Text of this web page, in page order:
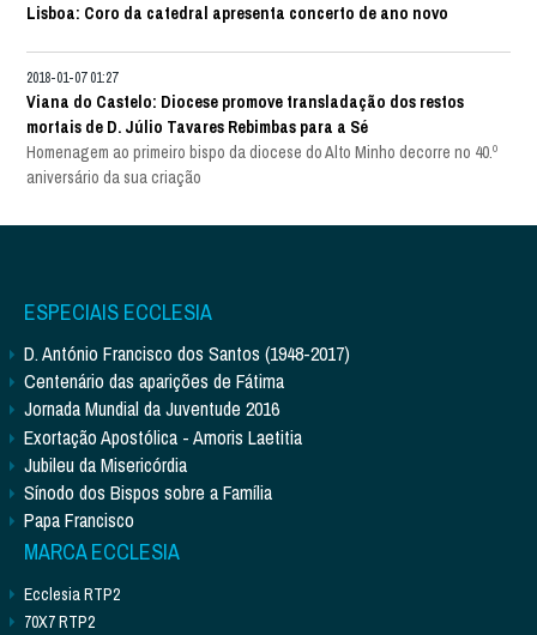
Lisboa: Coro da catedral apresenta concerto de ano novo
2018-01-07 01:27
Viana do Castelo: Diocese promove transladação dos restos
mortais de D. Júlio Tavares Rebimbas para a Sé
Homenagem ao primeiro bispo da diocese do Alto Minho decorre no 40.º
aniversário da sua criação
ESPECIAIS ECCLESIA
D. António Francisco dos Santos (1948-2017)
Centenário das aparições de Fátima
Jornada Mundial da Juventude 2016
Exortação Apostólica - Amoris Laetitia
Jubileu da Misericórdia
Sínodo dos Bispos sobre a Família
Papa Francisco
MARCA ECCLESIA
Ecclesia RTP2
70X7 RTP2